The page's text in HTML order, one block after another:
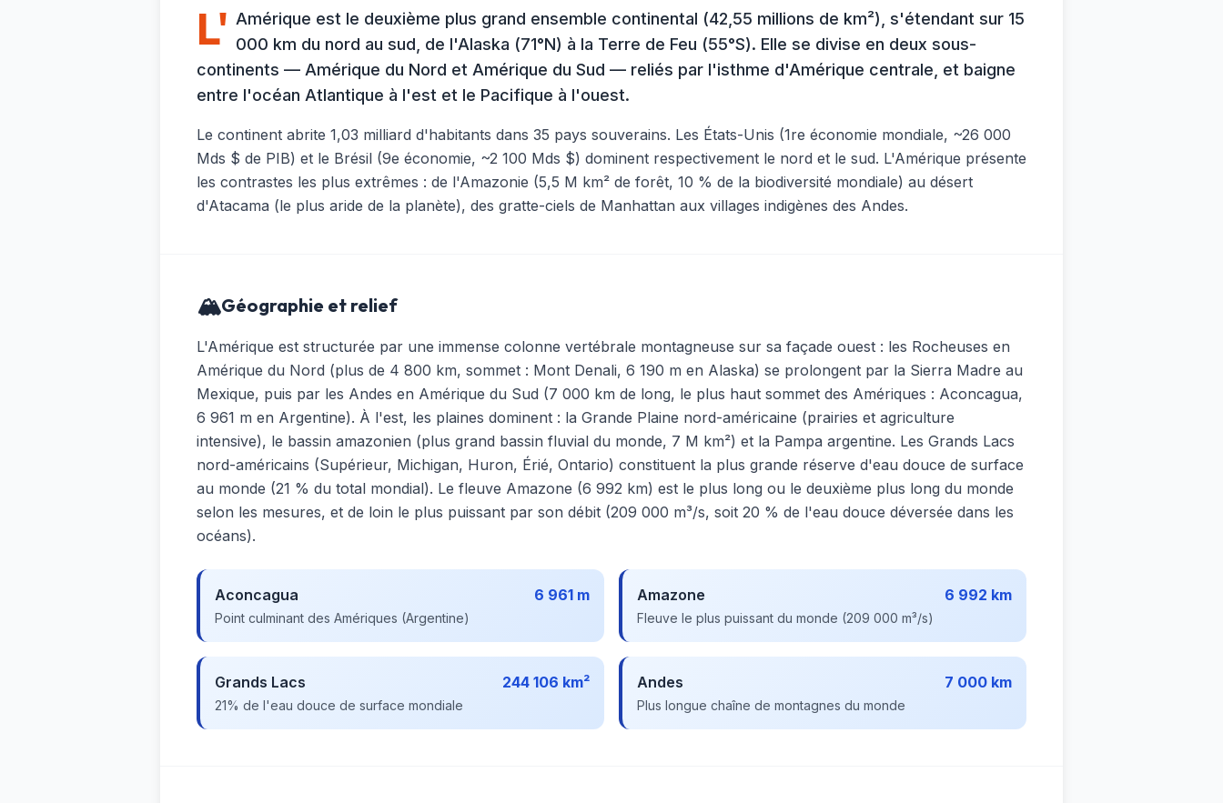
L' Amérique est le deuxième plus grand ensemble continental (42,55 millions de km²), s'étendant sur 15
000 km du nord au sud, de l'Alaska (71°N) à la Terre de Feu (55°S). Elle se divise en deux sous-
continents — Amérique du Nord et Amérique du Sud — reliés par l'isthme d'Amérique centrale, et baigne
entre l'océan Atlantique à l'est et le Pacifique à l'ouest.
Le continent abrite 1,03 milliard d'habitants dans 35 pays souverains. Les États-Unis (1re économie mondiale, ~26 000
Mds $ de PIB) et le Brésil (9e économie, ~2 100 Mds $) dominent respectivement le nord et le sud. L'Amérique présente
les contrastes les plus extrêmes : de l'Amazonie (5,5 M km² de forêt, 10 % de la biodiversité mondiale) au désert
d'Atacama (le plus aride de la planète), des gratte-ciels de Manhattan aux villages indigènes des Andes.
🏔️Géographie et relief
L'Amérique est structurée par une immense colonne vertébrale montagneuse sur sa façade ouest : les Rocheuses en
Amérique du Nord (plus de 4 800 km, sommet : Mont Denali, 6 190 m en Alaska) se prolongent par la Sierra Madre au
Mexique, puis par les Andes en Amérique du Sud (7 000 km de long, le plus haut sommet des Amériques : Aconcagua,
6 961 m en Argentine). À l'est, les plaines dominent : la Grande Plaine nord-américaine (prairies et agriculture
intensive), le bassin amazonien (plus grand bassin fluvial du monde, 7 M km²) et la Pampa argentine. Les Grands Lacs
nord-américains (Supérieur, Michigan, Huron, Érié, Ontario) constituent la plus grande réserve d'eau douce de surface
au monde (21 % du total mondial). Le fleuve Amazone (6 992 km) est le plus long ou le deuxième plus long du monde
selon les mesures, et de loin le plus puissant par son débit (209 000 m³/s, soit 20 % de l'eau douce déversée dans les
océans).
Aconcagua 6 961 m
Point culminant des Amériques (Argentine)
Amazone 6 992 km
Fleuve le plus puissant du monde (209 000 m³/s)
Grands Lacs 244 106 km²
21% de l'eau douce de surface mondiale
Andes 7 000 km
Plus longue chaîne de montagnes du monde